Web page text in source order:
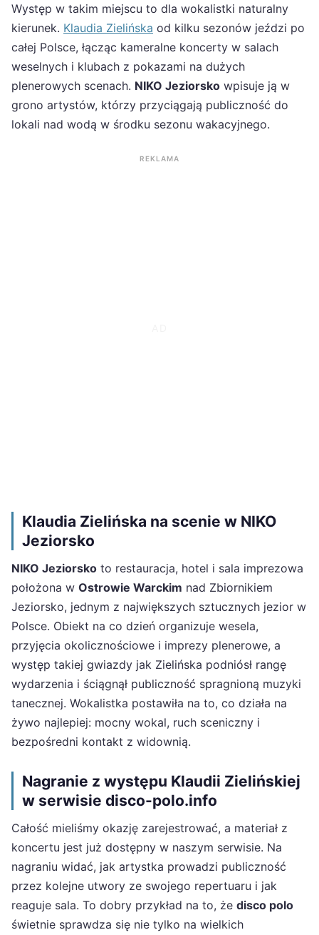
Występ w takim miejscu to dla wokalistki naturalny
kierunek. Klaudia Zielińska od kilku sezonów jeździ po
całej Polsce, łącząc kameralne koncerty w salach
weselnych i klubach z pokazami na dużych
plenerowych scenach. NIKO Jeziorsko wpisuje ją w
grono artystów, którzy przyciągają publiczność do
lokali nad wodą w środku sezonu wakacyjnego.
REKLAMA
Klaudia Zielińska na scenie w NIKO
Jeziorsko
NIKO Jeziorsko to restauracja, hotel i sala imprezowa
położona w Ostrowie Warckim nad Zbiornikiem
Jeziorsko, jednym z największych sztucznych jezior w
Polsce. Obiekt na co dzień organizuje wesela,
przyjęcia okolicznościowe i imprezy plenerowe, a
występ takiej gwiazdy jak Zielińska podniósł rangę
wydarzenia i ściągnął publiczność spragnioną muzyki
tanecznej. Wokalistka postawiła na to, co działa na
żywo najlepiej: mocny wokal, ruch sceniczny i
bezpośredni kontakt z widownią.
Nagranie z występu Klaudii Zielińskiej
w serwisie disco-polo.info
Całość mieliśmy okazję zarejestrować, a materiał z
koncertu jest już dostępny w naszym serwisie. Na
nagraniu widać, jak artystka prowadzi publiczność
przez kolejne utwory ze swojego repertuaru i jak
reaguje sala. To dobry przykład na to, że disco polo
świetnie sprawdza się nie tylko na wielkich